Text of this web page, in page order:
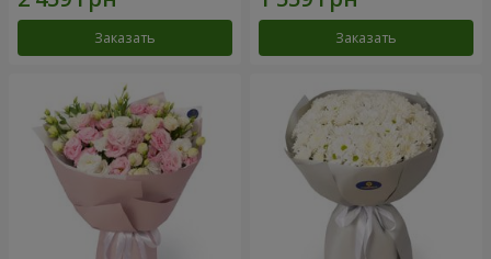
Заказать Заказать